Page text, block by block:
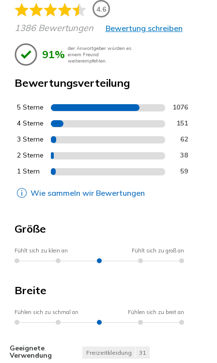
4.6
1386 Bewertungen Bewertung schreiben
91% der Anwortgeber würden es
einem Freund
weiterempfehlen.
Bewertungsverteilung
5 Sterne 1076
4 Sterne 151
3 Sterne 62
2 Sterne 38
1 Stern 59
Wie sammeln wir Bewertungen
Größe
Fühlt sich zu klein an Fühlt sich zu groß an
Breite
Fühlen sich zu schmal an Fühlen sich zu breit an
Geeignete
Verwendung
Freizeitkleidung 31